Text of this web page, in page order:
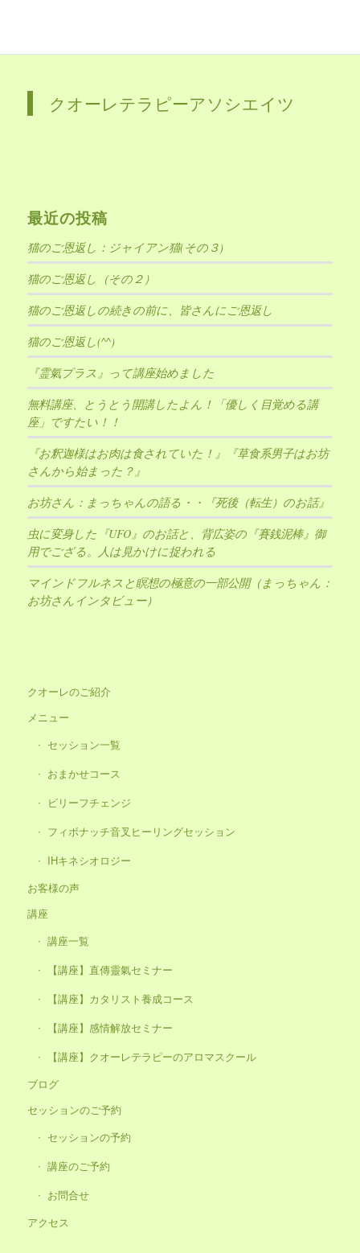
クオーレテラピーアソシエイツ
最近の投稿
猫のご恩返し：ジャイアン猫(その３)
猫のご恩返し（その２）
猫のご恩返しの続きの前に、皆さんにご恩返し
猫のご恩返し(^^)
『霊氣プラス』って講座始めました
無料講座、とうとう開講したよん！「優しく目覚める講
座」ですたい！！
『お釈迦様はお肉は食されていた！』『草食系男子はお坊
さんから始まった？』
お坊さん：まっちゃんの語る・・『死後（転生）のお話』
虫に変身した『UFO』のお話と、背広姿の『賽銭泥棒』御
用でござる。人は見かけに捉われる
マインドフルネスと瞑想の極意の一部公開（まっちゃん：
お坊さんインタビュー）
クオーレのご紹介
メニュー
セッション一覧
おまかせコース
ビリーフチェンジ
フィボナッチ音叉ヒーリングセッション
IHキネシオロジー
お客様の声
講座
講座一覧
【講座】直傳靈氣セミナー
【講座】カタリスト養成コース
【講座】感情解放セミナー
【講座】クオーレテラピーのアロマスクール
ブログ
セッションのご予約
セッションの予約
講座のご予約
お問合せ
アクセス